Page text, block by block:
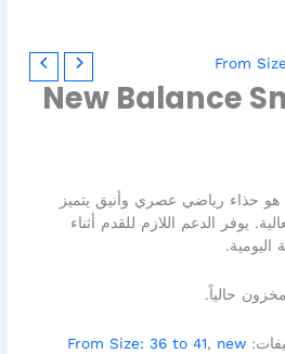
From
New Balance
حذاء نيوبالانس بالانس 530 هو حذاء رياضي عصري وأنيق يتميز
يوفر الدعم اللازم للقدم أثناء
اليومية.
حالياً.
From Size: 36 to 41, new